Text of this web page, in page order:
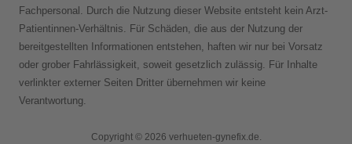
Fachpersonal. Durch die Nutzung dieser Website entsteht kein Arzt-
Patientinnen-Verhältnis. Für Schäden, die aus der Nutzung der
bereitgestellten Informationen entstehen, haften wir nur bei Vorsatz
oder grober Fahrlässigkeit, soweit gesetzlich zulässig. Für Inhalte
verlinkter externer Seiten Dritter übernehmen wir keine
Verantwortung.
Copyright © 2026 verhueten-gynefix.de.